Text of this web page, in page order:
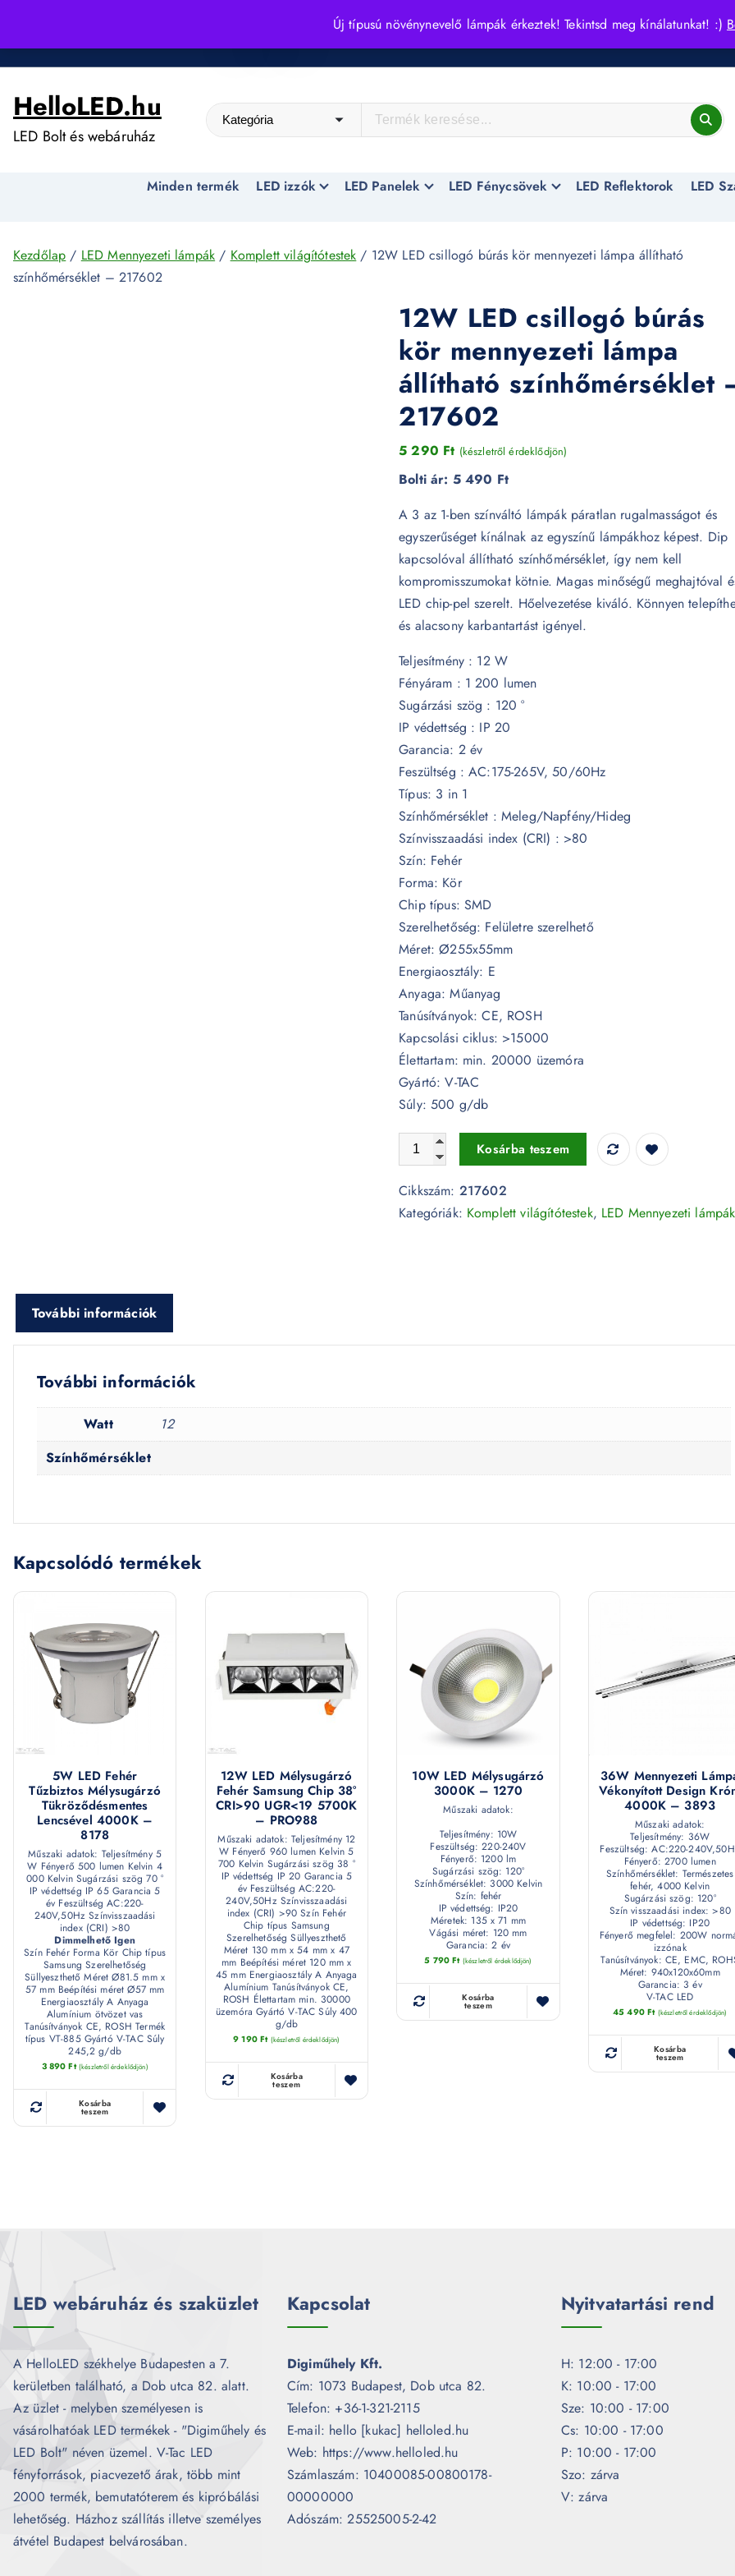
Új típusú növénynevelő lámpák érkeztek! Tekintsd meg kínálatunkat! :)
i
HelloLED.hu
LED Bolt és webáruház
Minden termék LED izzók LED Panelek LED Fénycsövek LED Reflektorok LED
Kezdőlap / LED Mennyezeti lámpák / Komplett világítótestek / 12W LED csillogó búrás kör mennyezeti lámpa állítható
színhőmérséklet – 217602
12W LED csillogó búrás
kör mennyezeti lámpa
állítható színhőmérséklet
217602
5 290 Ft (készletről érdeklődjön)
Bolti ár: 5 490 Ft
A 3 az 1-ben színváltó lámpák páratlan rugalmasságot és
egyszerűséget kínálnak az egyszínű lámpákhoz képest. Dip
kapcsolóval állítható színhőmérséklet, így nem kell
kompromisszumokat kötnie. Magas minőségű meghajtóval
LED chip-pel szerelt. Hőelvezetése kiváló. Könnyen
és alacsony karbantartást igényel.
Teljesítmény : 12 W
Fényáram : 1 200 lumen
Sugárzási szög : 120 °
IP védettség : IP 20
Garancia: 2 év
Feszültség : AC:175-265V, 50/60Hz
Típus: 3 in 1
Színhőmérséklet : Meleg/Napfény/Hideg
Színvisszaadási index (CRI) : >80
Szín: Fehér
Forma: Kör
Chip típus: SMD
Szerelhetőség: Felületre szerelhető
Méret: Ø255x55mm
Energiaosztály: E
Anyaga: Műanyag
Tanúsítványok: CE, ROSH
Kapcsolási ciklus: >15000
Élettartam: min. 20000 üzemóra
Gyártó: V-TAC
Súly: 500 g/db
12W LED csillogó búrás kör mennyezeti lámpa állítható
Kosárba teszem
Cikkszám: 217602
Kategóriák: Komplett világítótestek, LED Mennyezeti lámpák
További információk
További információk
Watt
12
Színhőmérséklet
Kapcsolódó termékek
5W LED Fehér
Tűzbiztos Mélysugárzó
Tükröződésmentes
Lencsével 4000K –
8178
Műszaki adatok: Teljesítmény 5
W Fényerő 500 lumen Kelvin 4
000 Kelvin Sugárzási szög 70 °
IP védettség IP 65 Garancia 5
év Feszültség AC:220-
240V,50Hz Színvisszaadási
index (CRI) >80
Dimmelhető Igen
Szín Fehér Forma Kör Chip típus
Samsung Szerelhetőség
Süllyeszthető Méret Ø81.5 mm x
57 mm Beépítési méret Ø57 mm
Energiaosztály A Anyaga
Alumínium ötvözet vas
Tanúsítványok CE, ROSH Termék
típus VT-885 Gyártó V-TAC Súly
245,2 g/db
3 890Ft (készletről érdeklődjön)
Kosárba
teszem
12W LED Mélysugárzó
Fehér Samsung Chip 38°
CRI>90 UGR<19 5700K
– PRO988
Műszaki adatok: Teljesítmény 12
W Fényerő 960 lumen Kelvin 5
700 Kelvin Sugárzási szög 38 °
IP védettség IP 20 Garancia 5
év Feszültség AC:220-
240V,50Hz Színvisszaadási
index (CRI) >90 Szín Fehér
Chip típus Samsung
Szerelhetőség Süllyeszthető
Méret 130 mm x 54 mm x 47
mm Beépítési méret 120 mm x
45 mm Energiaosztály A Anyaga
Alumínium Tanúsítványok CE,
ROSH Élettartam min. 30000
üzemóra Gyártó V-TAC Súly 400
g/db
9 190Ft (készletről érdeklődjön)
Kosárba
teszem
10W LED Mélysugárzó
3000K – 1270
Műszaki adatok:
Teljesítmény: 10W
Feszültség: 220-240V
Fényerő: 1200 lm
Sugárzási szög: 120°
Színhőmérséklet: 3000 Kelvin
Szín: fehér
IP védettség: IP20
Méretek: 135 x 71 mm
Vágási méret: 120 mm
Garancia: 2 év
5 790Ft (készletről érdeklődjön)
Kosárba
teszem
36W Mennyezeti
Vékonyított Design
4000K – 3893
Műszaki adatok:
Teljesítmény: 36W
Feszültség: AC:220-
Fényerő: 2700 lumen
Színhőmérséklet: Természetes
fehér, 4000 Kelvin
Sugárzási szög: 120°
Szín visszaadási index: >80
IP védettség: IP20
Fényerő megfelel: 200W
izzónak
Tanúsítványok: CE, EMC,
Méret: 940x120x60mm
Garancia: 3 év
V-TAC LED
45 490Ft (készletről érdeklődjön)
Kosárba
teszem
LED webáruház és szaküzlet
A HelloLED székhelye Budapesten a 7.
kerületben található, a Dob utca 82. alatt.
Az üzlet - melyben személyesen is
vásárolhatóak LED termékek - "Digiműhely és
LED Bolt" néven üzemel. V-Tac LED
fényforrások, piacvezető árak, több mint
2000 termék, bemutatóterem és kipróbálási
lehetőség. Házhoz szállítás illetve személyes
átvétel Budapest belvárosában.
Kapcsolat
Digiműhely Kft.
Cím: 1073 Budapest, Dob utca 82.
Telefon: +36-1-321-2115
E-mail: hello [kukac] helloled.hu
Web: https://www.helloled.hu
Számlaszám: 10400085-00800178-
00000000
Adószám: 25525005-2-42
Nyitvatartási rend
H: 12:00 - 17:00
K: 10:00 - 17:00
Sze: 10:00 - 17:00
Cs: 10:00 - 17:00
P: 10:00 - 17:00
Szo: zárva
V: zárva